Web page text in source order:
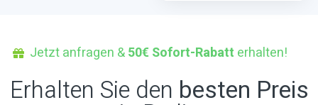
Jetzt anfragen &50€ Sofort-Rabatt erhalten!
Erhalten Sie den besten Preis